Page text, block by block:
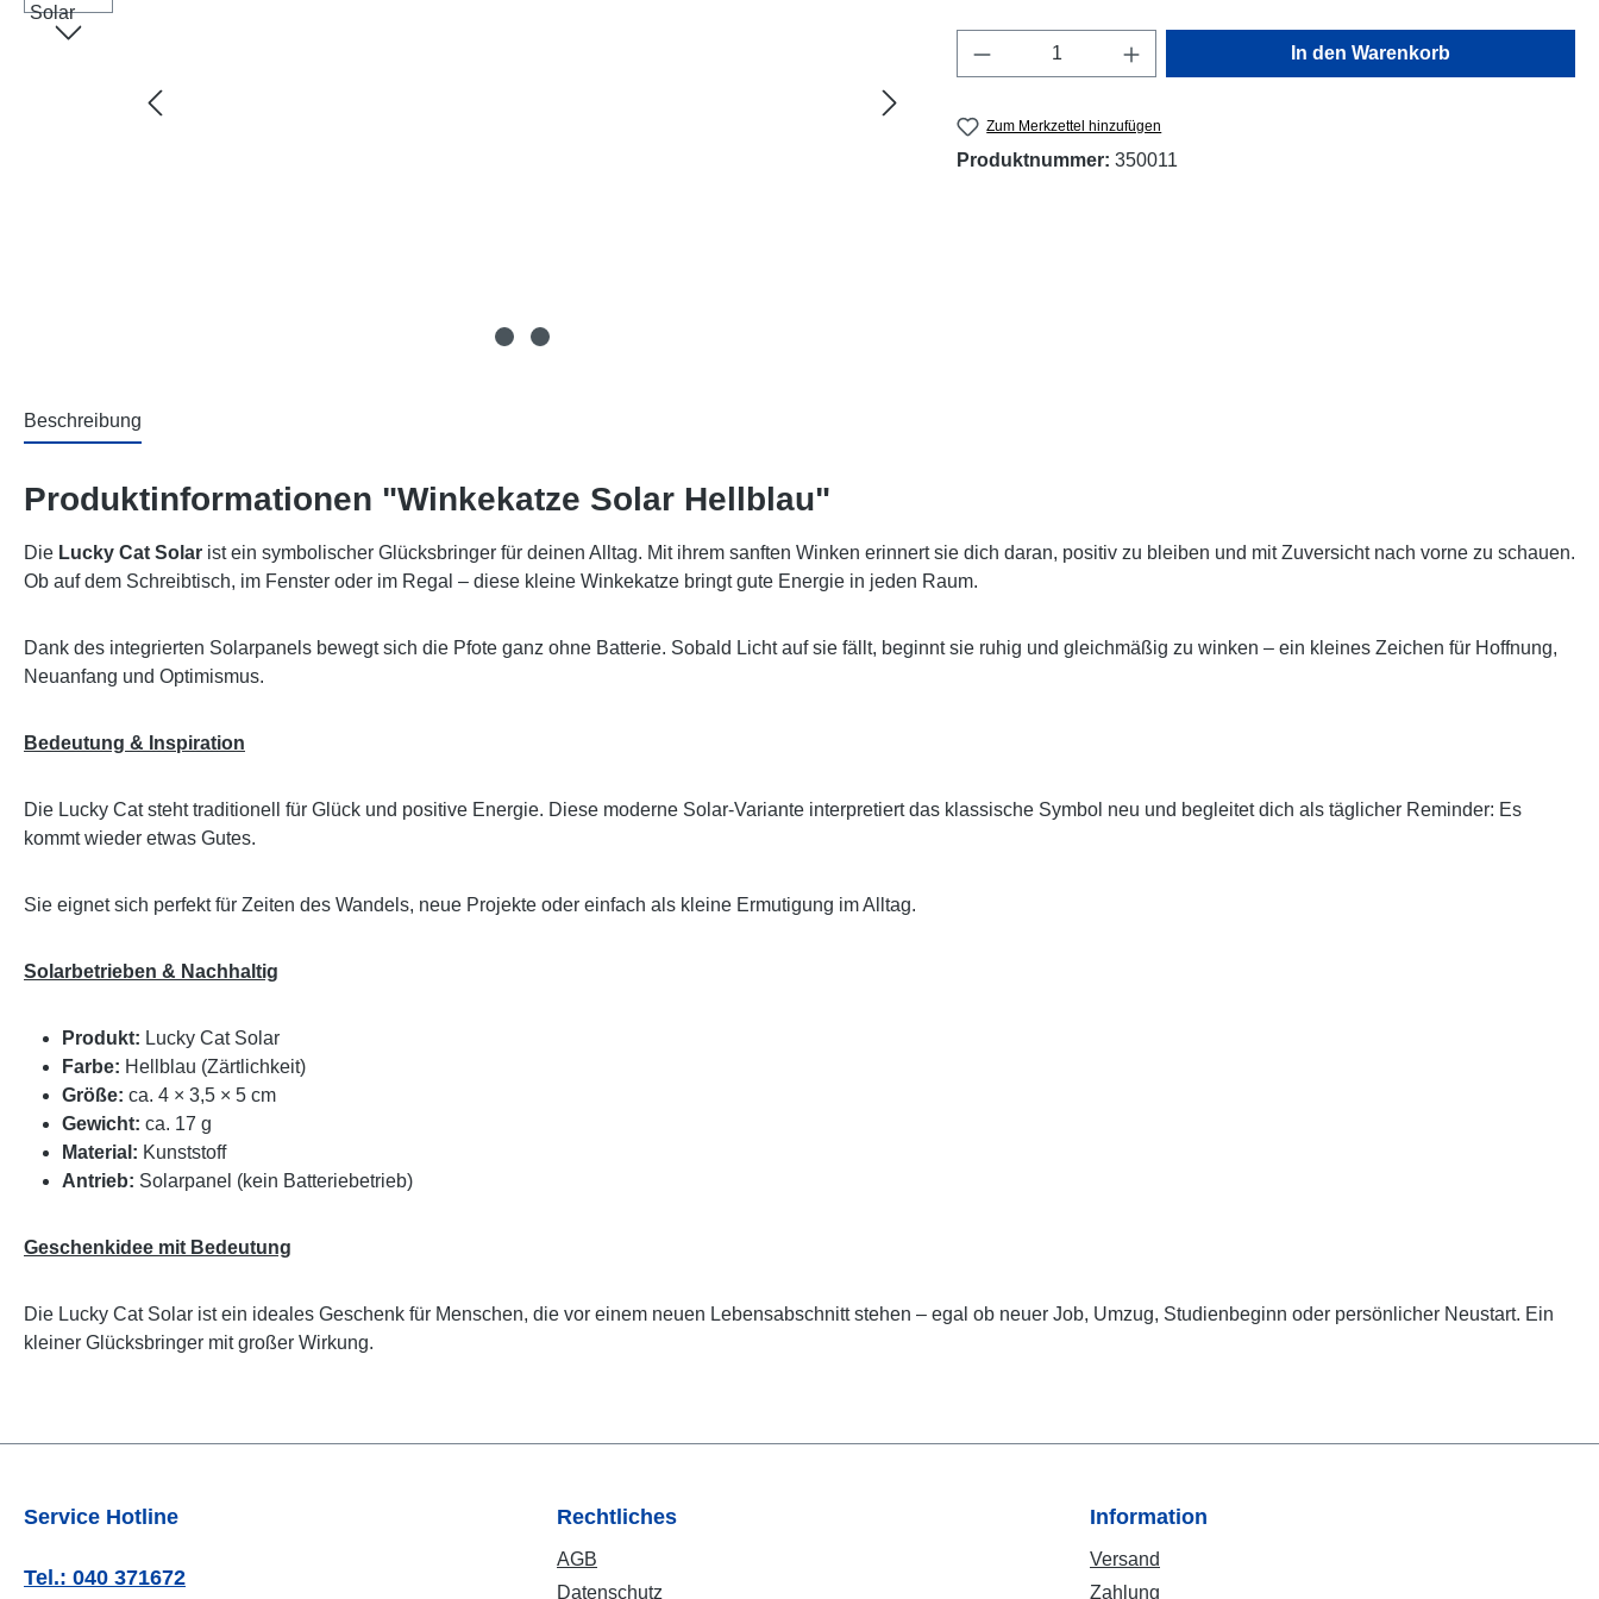
Produkt Anzahl: Gib den gewünschten Wert ein
In den Warenkorb
Zum Merkzettel hinzufügen
Produktnummer: 350011
Beschreibung
Produktinformationen "Winkekatze Solar Hellblau"
Die Lucky Cat Solar ist ein symbolischer Glücksbringer für deinen Alltag. Mit ihrem sanften Winken erinnert sie dich daran, positiv zu bleiben und mit Zuversicht nach vorne zu schauen.
Ob auf dem Schreibtisch, im Fenster oder im Regal – diese kleine Winkekatze bringt gute Energie in jeden Raum.
Dank des integrierten Solarpanels bewegt sich die Pfote ganz ohne Batterie. Sobald Licht auf sie fällt, beginnt sie ruhig und gleichmäßig zu winken – ein kleines Zeichen für Hoffnung,
Neuanfang und Optimismus.
Bedeutung & Inspiration
Die Lucky Cat steht traditionell für Glück und positive Energie. Diese moderne Solar-Variante interpretiert das klassische Symbol neu und begleitet dich als täglicher Reminder: Es
kommt wieder etwas Gutes.
Sie eignet sich perfekt für Zeiten des Wandels, neue Projekte oder einfach als kleine Ermutigung im Alltag.
Solarbetrieben & Nachhaltig
Produkt: Lucky Cat Solar
Farbe: Hellblau (Zärtlichkeit)
Größe: ca. 4 × 3,5 × 5 cm
Gewicht: ca. 17 g
Material: Kunststoff
Antrieb: Solarpanel (kein Batteriebetrieb)
Geschenkidee mit Bedeutung
Die Lucky Cat Solar ist ein ideales Geschenk für Menschen, die vor einem neuen Lebensabschnitt stehen – egal ob neuer Job, Umzug, Studienbeginn oder persönlicher Neustart. Ein
kleiner Glücksbringer mit großer Wirkung.
Service Hotline
Tel.: 040 371672
Rechtliches
AGB
Datenschutz
Information
Versand
Zahlung